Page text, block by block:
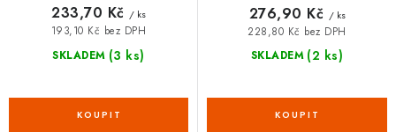
SKLADEM (3 ks)
193,10 Kč bez DPH
233,70 Kč / ks
SKLADEM (2 ks)
228,80 Kč bez DPH
276,90 Kč / ks